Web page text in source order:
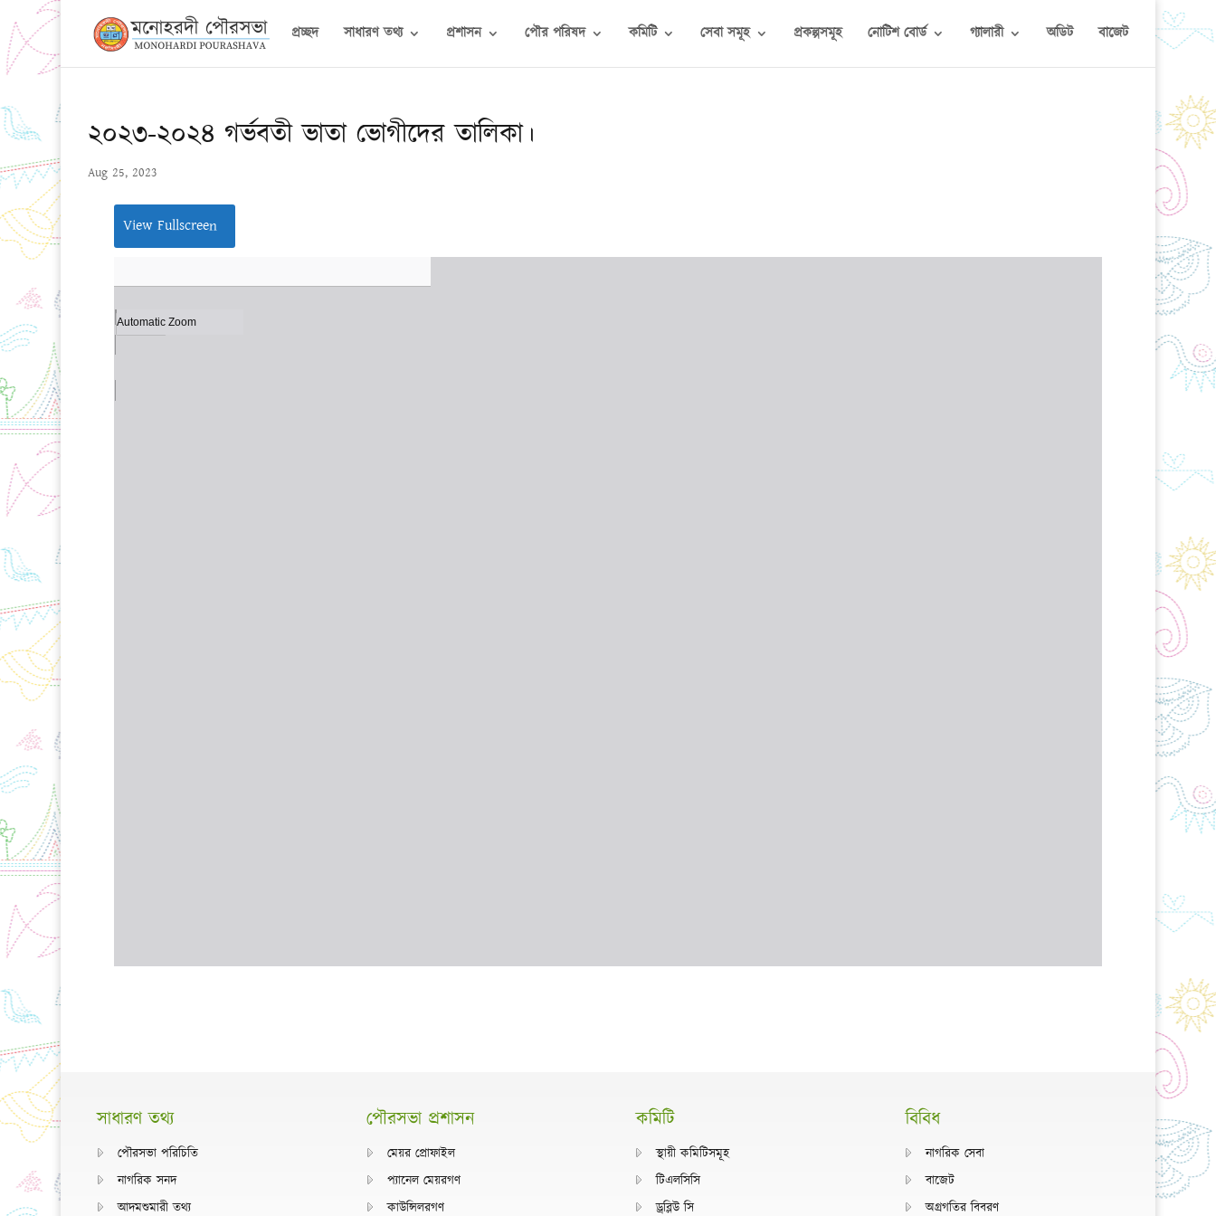
প্রচ্ছদ সাধারণ তথ্য প্রশাসন পৌর পরিষদ কমিটি সেবা সমূহ প্রকল্পসমূহ নোটিশ বোর্ড গ্যালারী অডিট বাজেট
২০২৩-২০২৪ গর্ভবতী ভাতা ভোগীদের তালিকা।
Aug 25, 2023
View Fullscreen
সাধারণ তথ্য
পৌরসভা পরিচিতি
নাগরিক সনদ
আদমশুমারী তথ্য
পৌরসভা প্রশাসন
মেয়র প্রোফাইল
প্যানেল মেয়রগণ
কাউন্সিলরগণ
কমিটি
স্থায়ী কমিটিসমূহ
টিএলসিসি
ড্রব্লিউ সি
বিবিধ
নাগরিক সেবা
বাজেট
অগ্রগতির বিবরণ